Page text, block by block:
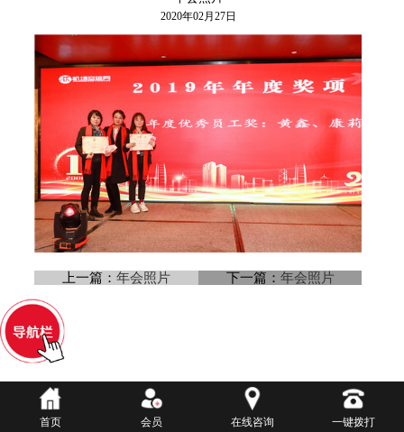
2020年02月27日
上一篇：年会照片 下一篇： 年会照片
首页 会员 在线咨询 一键拨打